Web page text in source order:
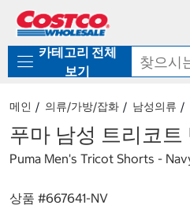
로
기
가
카테고리 전체
보기
메인 의류/가방/잡화 남성의류
푸마 남성 트리코트
Puma Men's Tricot Shorts -
상품 #667641-NV